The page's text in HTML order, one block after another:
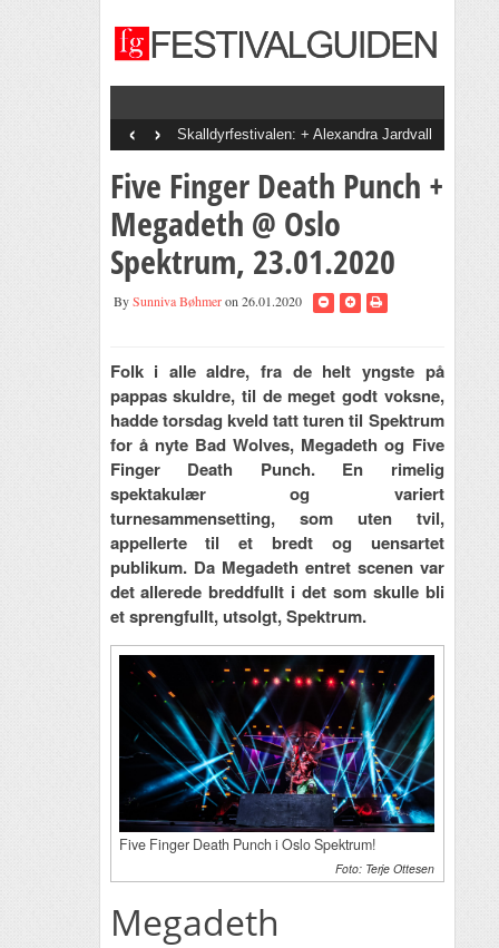
Skalldyrfestivalen: + Alexandra Jardvall
+ En Dags Pause + Tobias Sten + Diddi
Staysman + Svein Å Di + Bootznkatz
Band + Onsdagsbandet + Vinni + Det
Gode Selskab
‹ ›
Five Finger Death Punch +
Megadeth @ Oslo
Spektrum, 23.01.2020
BySunniva Bøhmeron 26.01.2020
Folk i alle aldre, fra de helt yngste på
pappas skuldre, til de meget godt voksne,
hadde torsdag kveld tatt turen til Spektrum
for å nyte Bad Wolves, Megadeth og Five
Finger Death Punch. En rimelig
spektakulær og variert
turnesammensetting, som uten tvil,
appellerte til et bredt og uensartet
publikum. Da Megadeth entret scenen var
det allerede breddfullt i det som skulle bli
et sprengfullt, utsolgt, Spektrum.
Five Finger Death Punch i Oslo Spektrum!
Foto: Terje Ottesen
Megadeth